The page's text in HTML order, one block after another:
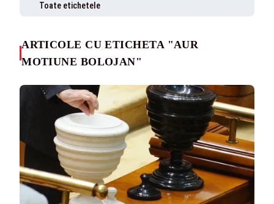
Toate etichetele
ARTICOLE CU ETICHETA "AUR
MOTIUNE BOLOJAN"